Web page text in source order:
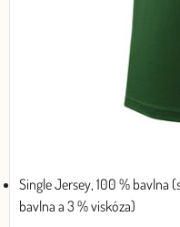
Single Jersey, 100 % bavlna
bavlna a 3 % viskóza)